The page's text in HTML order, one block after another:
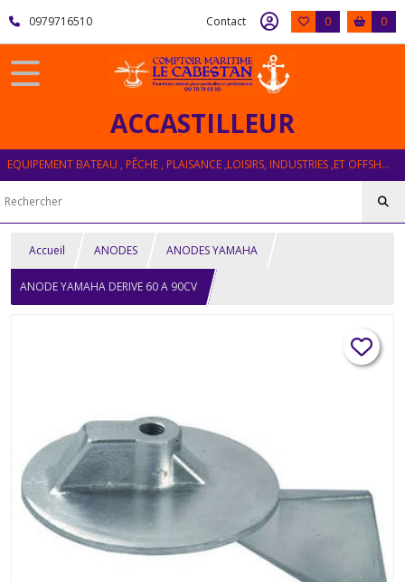
0979716510 Contact 0 0
ACCASTILLEUR
EQUIPEMENT BATEAU , PÊCHE , PLAISANCE ,LOISIRS, INDUSTRIES ,ET OFFSHORE
Accueil ANODES ANODES YAMAHA
ANODE YAMAHA DERIVE 60 A 90CV